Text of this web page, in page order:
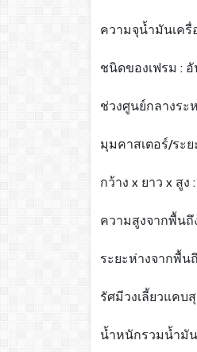
ความจุน้ำมันเครื่
ชนิดของเฟรม :
ช่วงศูนย์กลางระ
มุมคาสเตอร์/ระย
กว้าง x ยาว x สูง :
ความสูงจากพื้นถึ
ระยะห่างจากพื้นถึ
รัศมีวงเลี้ยวแคบ
น้ำหนักรวมน้ำมัน